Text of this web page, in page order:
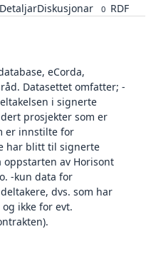
DetaljarDiskusjonar 0 RDF
eCorda,
Datasettet omfatter; -
i signerte
prosjekter som er
er innstilte for
har blitt til signerte
av Horisont
-kun data for
dvs. som har
ikke for evt.